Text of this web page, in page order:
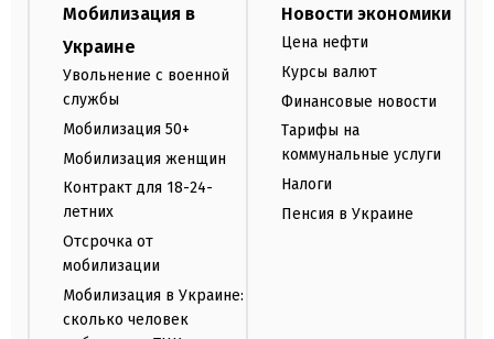
Мобилизация в
Украине
Увольнение с военной
службы
Мобилизация 50+
Мобилизация женщин
Контракт для 18-24-
летних
Отсрочка от
мобилизации
Мобилизация в Украине:
сколько человек
Новости экономики
Цена нефти
Курсы валют
Финансовые новости
Тарифы на
коммунальные услуги
Налоги
Пенсия в Украине